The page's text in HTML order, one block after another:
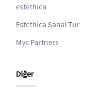
estethica
Estethica Sanal Tur
Myc Partners
Diğer